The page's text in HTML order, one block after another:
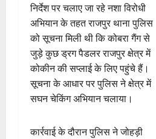
निर्देश पर चलाए जा रहे नशा विरोधी
अभियान के तहत राजपुर थाना पुलिस
को सूचना मिली थी कि कोबरा गैंग से
जुड़े कुछ ड्रग पैडलर राजपुर क्षेत्र में
कोकीन की सप्लाई के लिए पहुंचे हैं।
सूचना के आधार पर पुलिस ने क्षेत्र में
सघन चेकिंग अभियान चलाया।
कार्रवाई के दौरान पुलिस ने जोहड़ी